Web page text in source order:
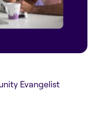
Evangelist